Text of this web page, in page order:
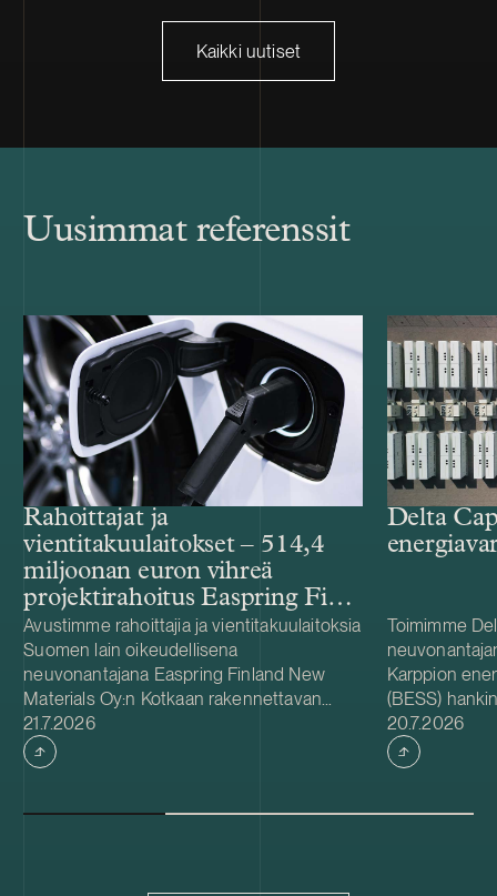
Kaikki uutiset
Uusimmat referenssit
Rahoittajat ja
vientitakuulaitokset – 514,4
miljoonan euron vihreä
projektirahoitus Easpring Finland
New Materialsin CAM-
tehtaalle
Avustimme rahoittajia ja vientitakuulaitoksia
Suomen lain oikeudellisena
neuvonantajana Easpring Finland New
Materials Oy:n Kotkaan rakennettavan
katodiaktiivimateriaalia (CAM) valmistavan
tehtaan kehittämiseen ja rakentamiseen
liittyvässä 514,4 miljoonan euron vihreässä
Easpring Finland New Materials on Beijing
Julkaistu
21.7.2026
Delta
Toimimme
Karppion
(BESS)
Energyltä.
hankkeen
Foundationin
on 125 MW /
Julkaistu
20.7.2026